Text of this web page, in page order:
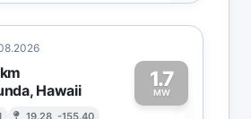
Hawaii
I 19.28, -155.40
1.7
MW